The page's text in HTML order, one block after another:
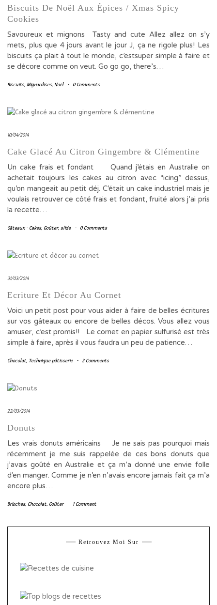
Biscuits De Noël Aux Épices / Xmas Spicy
Cookies
Savoureux et mignons Tasty and cute Allez allez on s’y
mets, plus que 4 jours avant le jour J, ça ne rigole plus! Les
biscuits ça plait à tout le monde, c’estsuper simple à faire et
se décore comme on veut. Go go go, there’s…
Biscuits, Mignardises, Noël - 0 Comments
10/04/2014
Cake Glacé Au Citron Gingembre & Clémentine
Un cake frais et fondant Quand j’étais en Australie on
achetait toujours les cakes au citron avec “icing” dessus,
qu’on mangeait au petit déj. C’était un cake industriel mais je
voulais retrouver ce côté frais et fondant, fruité alors j’ai pris
la recette…
Gâteaux - Cakes, Goûter, slide - 0 Comments
31/03/2014
Ecriture Et Décor Au Cornet
Voici un petit post pour vous aider à faire de belles écritures
sur vos gâteaux ou encore de belles décos. Vous allez vous
amuser, c’est promis!! Le cornet en papier sulfurisé est très
simple à faire, après il vous faudra un peu de patience…
Chocolat, Technique pâtisserie - 2 Comments
22/03/2014
Donuts
Les vrais donuts américains Je ne sais pas pourquoi mais
récemment je me suis rappelée de ces bons donuts que
j’avais goûté en Australie et ça m’a donné une envie folle
d’en manger. Comme je n’en n’avais encore jamais fait ça m’a
encore plus…
Brioches, Chocolat, Goûter - 1 Comment
Retrouvez Moi Sur